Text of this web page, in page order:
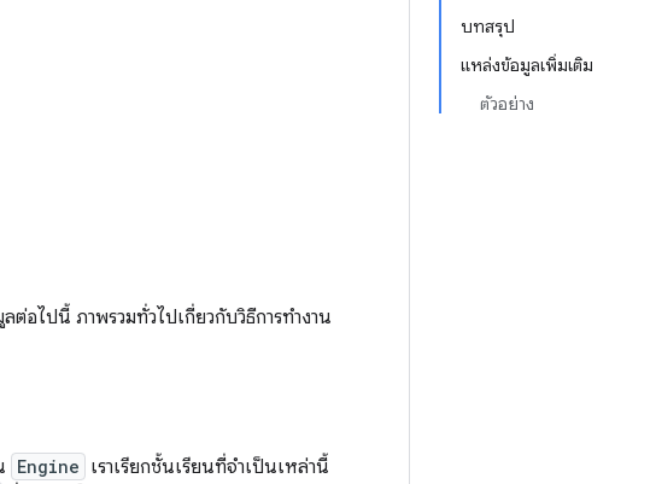
บทสรุป
แหล่งข้อมูลเพิ่มเติม
ตัวอย่าง
อไปนี้ ภาพรวมทั่วไปเกี่ยวกับวิธีการทำงาน
Engine เราเรียกชั้นเรียนที่จำเป็นเหล่านี้